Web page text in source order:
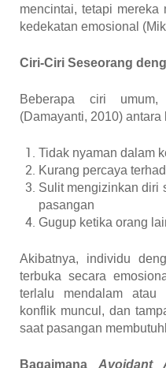
mencintai, tetapi mereka
kedekatan emosional
Ciri-Ciri Seseorang
Beberapa ciri
(Damayanti, 2010) antara
Tidak nyaman dalam
Kurang percaya
Sulit mengizinkan diri
pasangan
Gugup ketika orang
Akibatnya, individu
terbuka secara
terlalu mendalam
konflik muncul, dan
saat pasangan
Bagaimana Avoidant